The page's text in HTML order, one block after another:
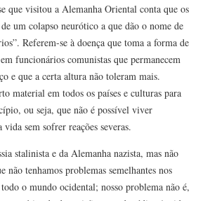
que visitou a Alemanha Oriental conta que os
um colapso neurótico a que dão o nome de
Referem-se à doença que toma a forma de
funcionários comunistas que permanecem
e que a certa altura não toleram mais.
material em todos os países e culturas para
ou seja, que não é possível viver
vida sem sofrer reações severas.
stalinista e da Alemanha nazista, mas não
não tenhamos problemas semelhantes nos
o mundo ocidental; nosso problema não é,